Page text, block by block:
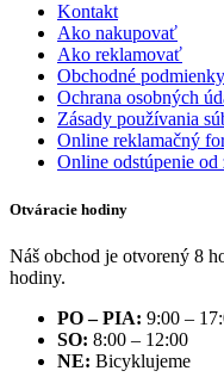
Kontakt
Ako nakupovať
Ako reklamovať
Obchodné podmienky
Ochrana osobných
Zásady používania
Online reklamačný
Online odstúpenie
Otváracie hodiny
Náš obchod je otvorený 8
hodiny.
PO – PIA: 9:00 –
SO: 8:00 – 12:00
NE: Bicyklujeme